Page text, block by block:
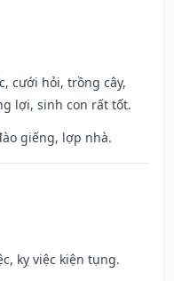
cưới hỏi, trồng cây,
lợi, sinh con rất tốt.
giếng, lợp nhà.
kỵ việc kiện tụng.